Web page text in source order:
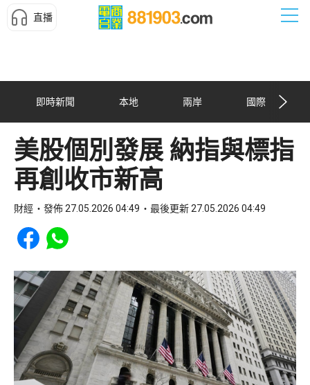
直播
即時新聞 本地 兩岸 國際
美股個別發展 納指與標指
再創收市新高
財經 發佈 27.05.2026 04:49 最後更新 27.05.2026 04:49
Share to Facebook
Share to WhatsApp